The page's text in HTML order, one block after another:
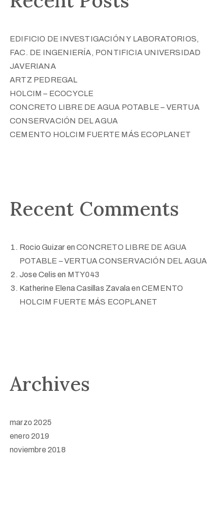
EDIFICIO DE INVESTIGACIÓN Y LABORATORIOS,
FAC. DE INGENIERÍA, PONTIFICIA UNIVERSIDAD
JAVERIANA
ARTZ PEDREGAL
HOLCIM – ECOCYCLE
CONCRETO LIBRE DE AGUA POTABLE – VERTUA
CONSERVACIÓN DEL AGUA
CEMENTO HOLCIM FUERTE MÁS ECOPLANET
Recent Comments
Rocio Guizar enCONCRETO LIBRE DE AGUA
POTABLE – VERTUA CONSERVACIÓN DEL AGUA
Jose Celis en MTY043
Katherine Elena Casillas ZavalaenCEMENTO
HOLCIM FUERTE MÁS ECOPLANET
Archives
marzo 2025
enero 2019
noviembre 2018